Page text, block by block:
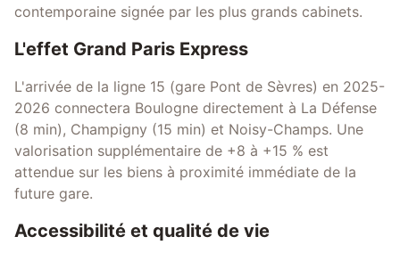
contemporaine signée par les plus grands cabinets.
L'effet Grand Paris Express
L'arrivée de la ligne 15 (gare Pont de Sèvres) en 2025-
2026 connectera Boulogne directement à La Défense
(8 min), Champigny (15 min) et Noisy-Champs. Une
valorisation supplémentaire de +8 à +15 % est
attendue sur les biens à proximité immédiate de la
future gare.
Accessibilité et qualité de vie